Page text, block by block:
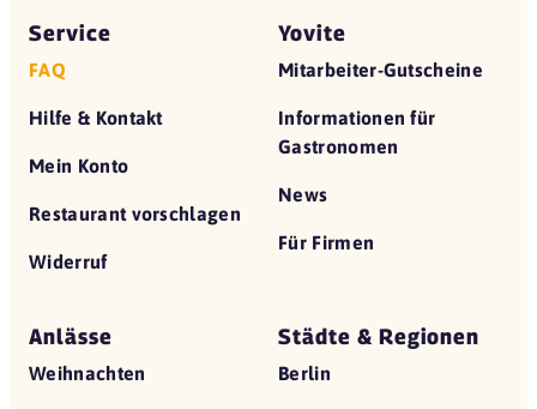
Service
FAQ
Hilfe & Kontakt
Mein Konto
Restaurant vorschlagen
Widerruf
Yovite
Mitarbeiter-Gutscheine
Informationen für
Gastronomen
News
Für Firmen
Anlässe
Weihnachten
Städte & Regionen
Berlin